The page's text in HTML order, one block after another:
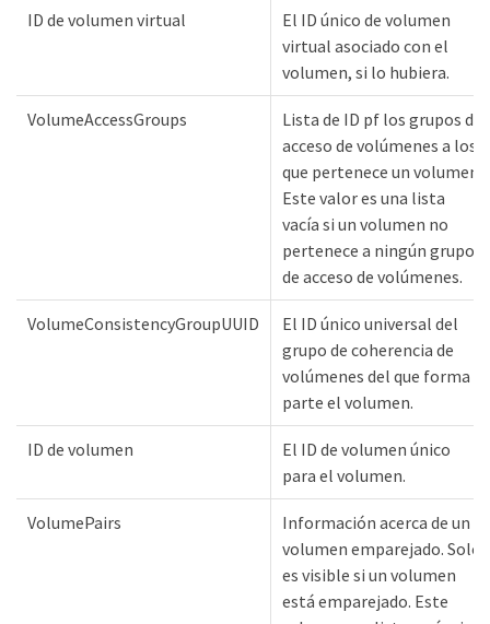
ID de volumen virtual
El ID único de volumen
virtual asociado con el
volumen, si lo hubiera.
VolumeAccessGroups
Lista de ID pf los grupos de
acceso de volúmenes a los
que pertenece un volumen.
Este valor es una lista
vacía si un volumen no
pertenece a ningún grupo
de acceso de volúmenes.
VolumeConsistencyGroupUUID
El ID único universal del
grupo de coherencia de
volúmenes del que forma
parte el volumen.
ID de volumen
El ID de volumen único
para el volumen.
VolumePairs
Información acerca de un
volumen emparejado. Solo
es visible si un volumen
está emparejado. Este